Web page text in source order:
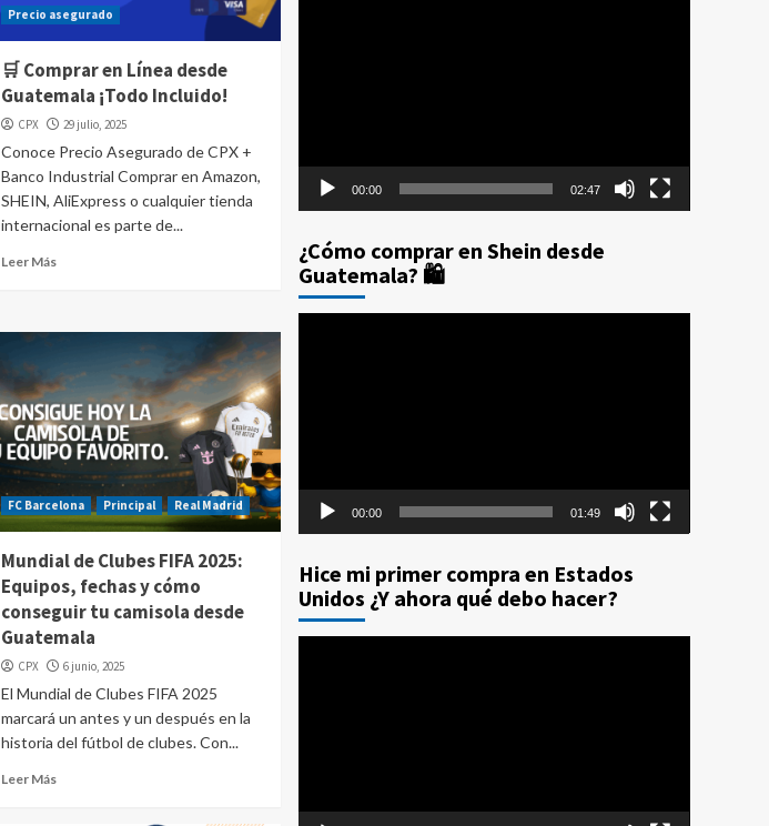
Precio asegurado
🛒 Comprar en Línea desde
Guatemala ¡Todo Incluido!
CPX 29 julio, 2025
Conoce Precio Asegurado de CPX +
Banco Industrial Comprar en Amazon,
SHEIN, AliExpress o cualquier tienda
internacional es parte de...
Leer Más
FC Barcelona Principal Real Madrid
Mundial de Clubes FIFA 2025:
Equipos, fechas y cómo
conseguir tu camisola desde
Guatemala
CPX 6 junio, 2025
El Mundial de Clubes FIFA 2025
marcará un antes y un después en la
historia del fútbol de clubes. Con...
Leer Más
00:00 02:47
¿Cómo comprar en Shein desde
Guatemala? 🛍️
00:00 01:49
Hice mi primer compra en Estados
Unidos ¿Y ahora qué debo hacer?